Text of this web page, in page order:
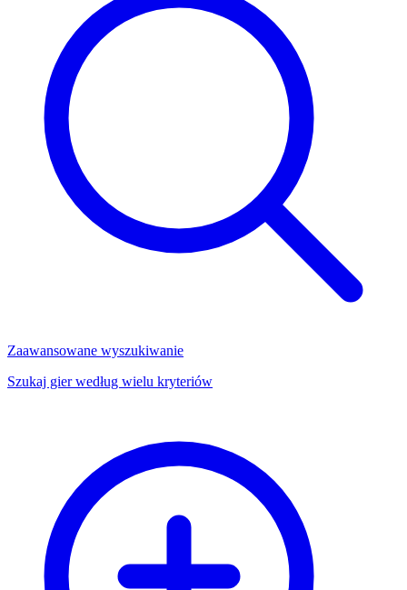
Zaawansowane wyszukiwanie
Szukaj gier według wielu kryteriów